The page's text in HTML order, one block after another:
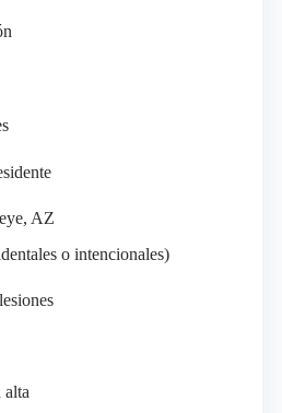
AZ
o intencionales)
alta